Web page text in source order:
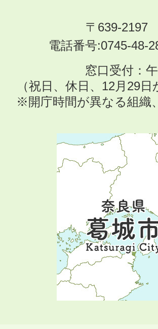
〒639-2197
電話番号:0745-
窓口受付：
（祝日、休日、12月29
※開庁時間が異なる組織